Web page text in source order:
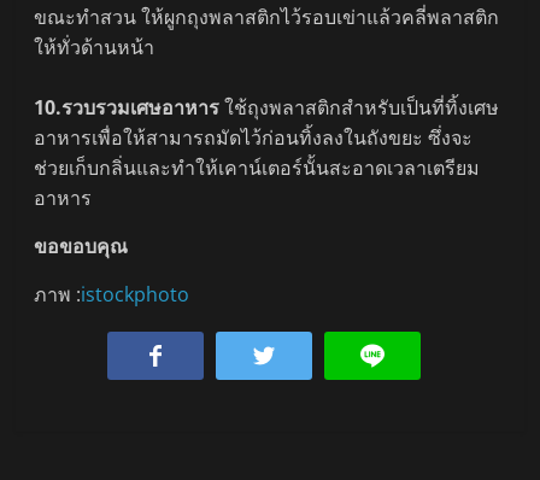
ขณะทำสวน ให้ผูกถุงพลาสติกไว้รอบเข่าแล้วคลี่พลาสติก
ให้ทั่วด้านหน้า
10.รวบรวมเศษอาหารใช้ถุงพลาสติกสำหรับเป็นที่ทิ้งเศษ
อาหารเพื่อให้สามารถมัดไว้ก่อนทิ้งลงในถังขยะ ซึ่งจะ
ช่วยเก็บกลิ่นและทำให้เคาน์เตอร์นั้นสะอาดเวลาเตรียม
อาหาร
ขอขอบคุณ
ภาพ :istockphoto